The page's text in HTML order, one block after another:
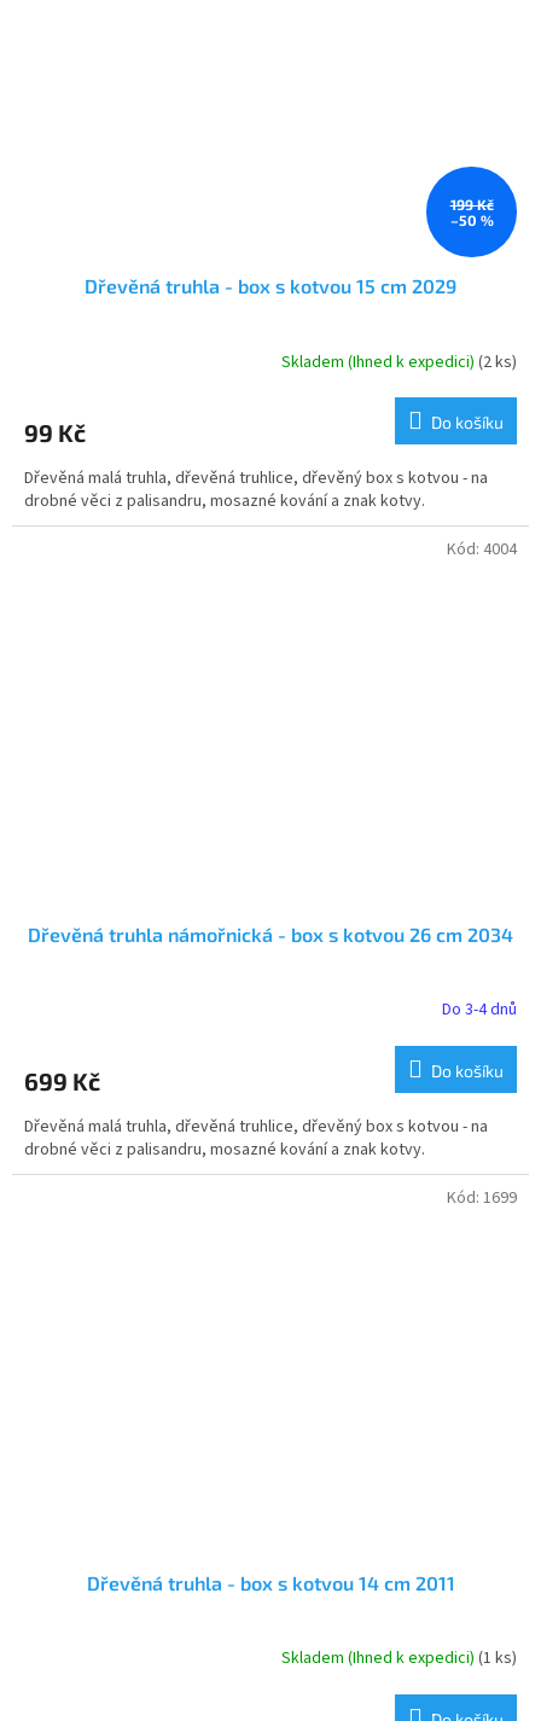
199 Kč
–50 %
Dřevěná truhla - box s kotvou 15 cm 2029
Skladem (Ihned k expedici) (2 ks)
99 Kč Do košíku
Dřevěná malá truhla, dřevěná truhlice, dřevěný box s kotvou - na
drobné věci z palisandru, mosazné kování a znak kotvy.
Dřevěná truhla námořnická - box s kotvou 26 cm 2034
Do 3-4 dnů
699 Kč Do košíku
Dřevěná malá truhla, dřevěná truhlice, dřevěný box s kotvou - na
drobné věci z palisandru, mosazné kování a znak kotvy.
Kód: 4004
Dřevěná truhla - box s kotvou 14 cm 2011
Skladem (Ihned k expedici)(1 ks)
Kód: 1699